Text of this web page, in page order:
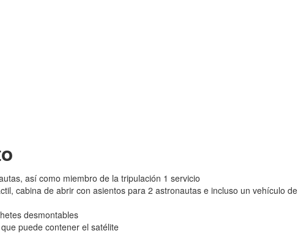
así como miembro de la tripulación 1 servicio
cabina de abrir con asientos para 2 astronautas e incluso un vehículo de
desmontables
puede contener el satélite